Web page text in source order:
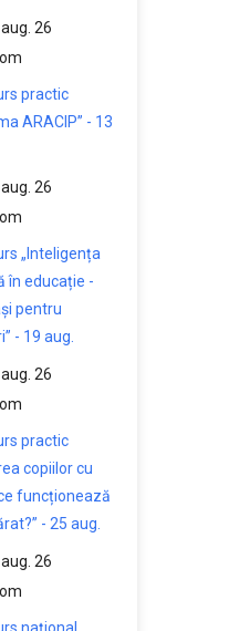
26
practic
ARACIP” - 13
26
„Inteligența
în educație -
pentru
- 19 aug.
26
practic
copiilor cu
funcționează
- 25 aug.
26